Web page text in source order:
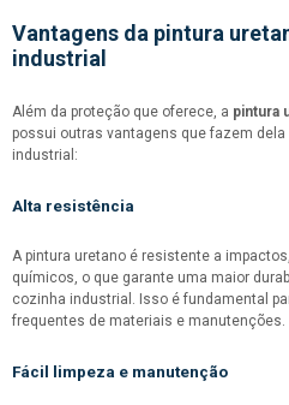
Vantagens da pintura
industrial
Além da proteção que oferece, a pintura
possui outras vantagens que fazem
industrial:
Alta resistência
A pintura uretano é resistente a
químicos, o que garante uma maior
cozinha industrial. Isso é fundamental
frequentes de materiais e manutenções.
Fácil limpeza e manutenção